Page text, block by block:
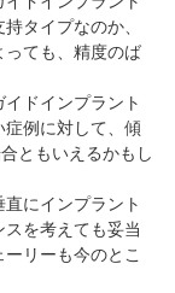
タイプなのか、
っても、精度のば
ドインプラント
例に対して、傾
ともいえるかもし
にインプラント
を考えても妥当
リーも今のとこ